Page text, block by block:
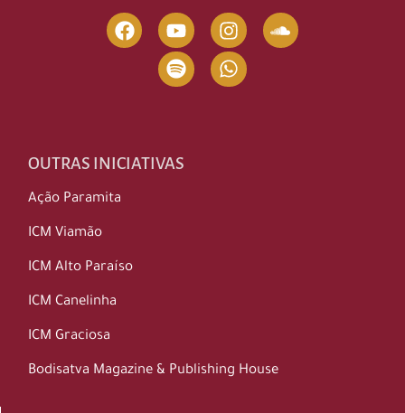
OUTRAS INICIATIVAS
Ação Paramita
ICM Viamão
ICM Alto Paraíso
ICM Canelinha
ICM Graciosa
Bodisatva Magazine & Publishing House